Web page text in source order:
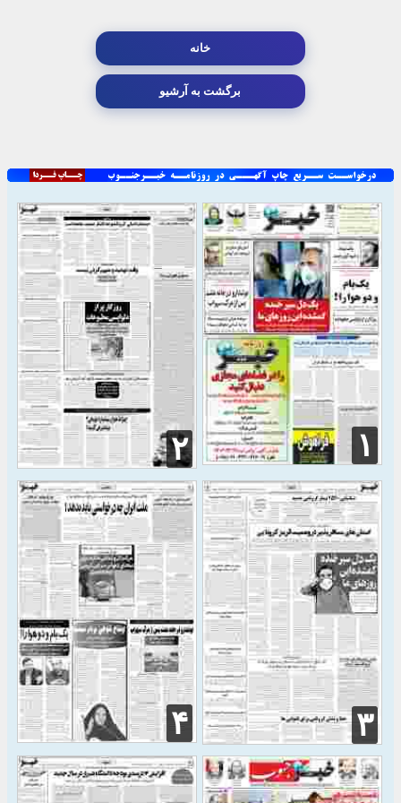
خانه
برگشت به آرشیو
۱ ۲
۳ ۴